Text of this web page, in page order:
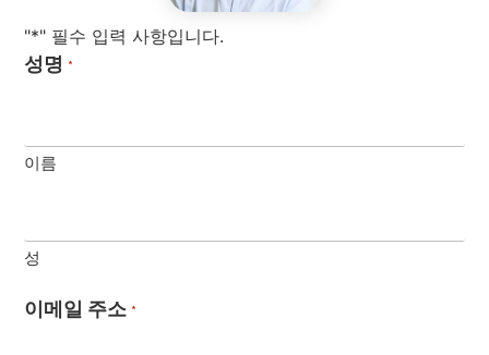
"*" 필수 입력 사항입니다.
성명 *
이름
성
이메일 주소 *